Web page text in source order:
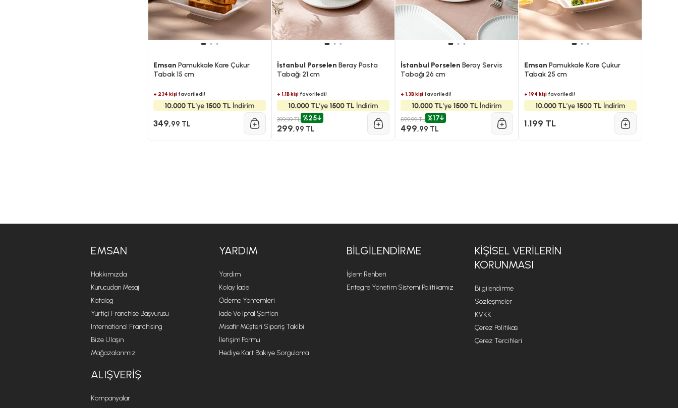
Emsan Pamukkale Kare Çukur
Tabak 15 cm
+ 234 kişifavoriledi!
349,99 TL
İstanbul Porselen Beray Pasta
Tabağı 21 cm
+ 1.1B kişifavoriledi!
399,99 TL %25
299,99 TL
İstanbul Porselen Beray Servis
Tabağı 26 cm
+ 1.3B kişifavoriledi!
599,99 TL %17
499,99 TL
Emsan Pamukkale Kare Çukur
Tabak 25 cm
+ 194 kişi favoriledi!
1.199 TL
EMSAN
Hakkımızda
Kurucudan Mesaj
Katalog
Yurtiçi Franchise Başvurusu
International Franchising
Bize Ulaşın
Mağazalarımız
YARDIM
Yardım
Kolay İade
Ödeme Yöntemleri
İade Ve İptal Şartları
Misafir Müşteri Sipariş Takibi
İletişim Formu
Hediye Kart Bakiye Sorgulama
BILGILENDIRME
İşlem Rehberi
Entegre Yönetim Sistemi Politikamız
KİŞİSEL VERİLERİN
KORUNMASI
Bilgilendirme
Sözleşmeler
KVKK
Çerez Politikası
Çerez Tercihleri
ALIŞVERIŞ
Kampanyalar